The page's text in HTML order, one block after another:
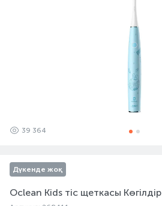
39 364
Дүкенде жоқ
Oclean Kids тіс щеткасы Көгілдір